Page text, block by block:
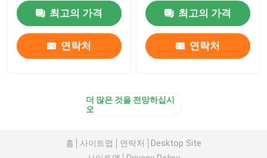
최고의 가격
연락처
최고의 가격
연락처
더 많은 것을 전망하십시
오
홈 사이트맵 연락처
Desktop Site